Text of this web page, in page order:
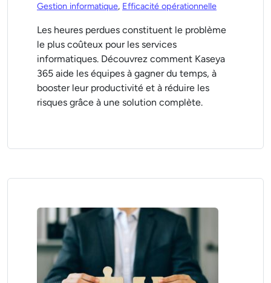
Gestion informatique, Efficacité opérationnelle
Les heures perdues constituent le problème
le plus coûteux pour les services
informatiques. Découvrez comment Kaseya
365 aide les équipes à gagner du temps, à
booster leur productivité et à réduire les
risques grâce à une solution complète.